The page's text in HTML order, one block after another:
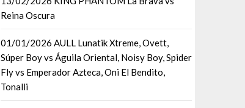
Reina Oscura
01/01/2026 AULL Lunatik Xtreme, Ovett,
Súper Boy vs Águila Oriental, Noisy Boy, Spider
Fly vs Emperador Azteca, Oni El Bendito,
Tonalli